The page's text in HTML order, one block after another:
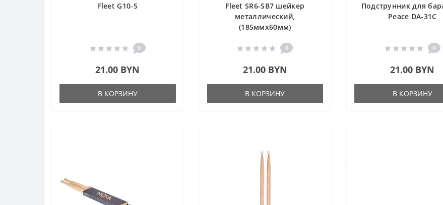
Fleet G10-5
0
21.00 BYN
В КОРЗИНУ
Fleet SR6-SB7 шейкер
металлический,
(185ммх60мм)
0
21.00 BYN
В КОРЗИНУ
Подструнник для
Peace DA-31C
0
21.00 BYN
В КОРЗИНУ